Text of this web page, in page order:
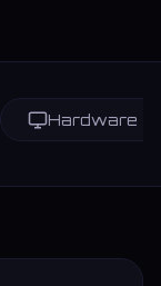
Hardware